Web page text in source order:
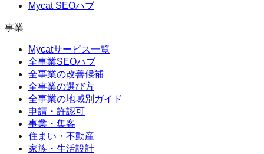
Mycat SEOハブ
事業
Mycatサービス一覧
全事業SEOハブ
全事業の改善候補
全事業の選び方
全事業の地域別ガイド
申請・許認可
事業・集客
住まい・不動産
家族・生活設計